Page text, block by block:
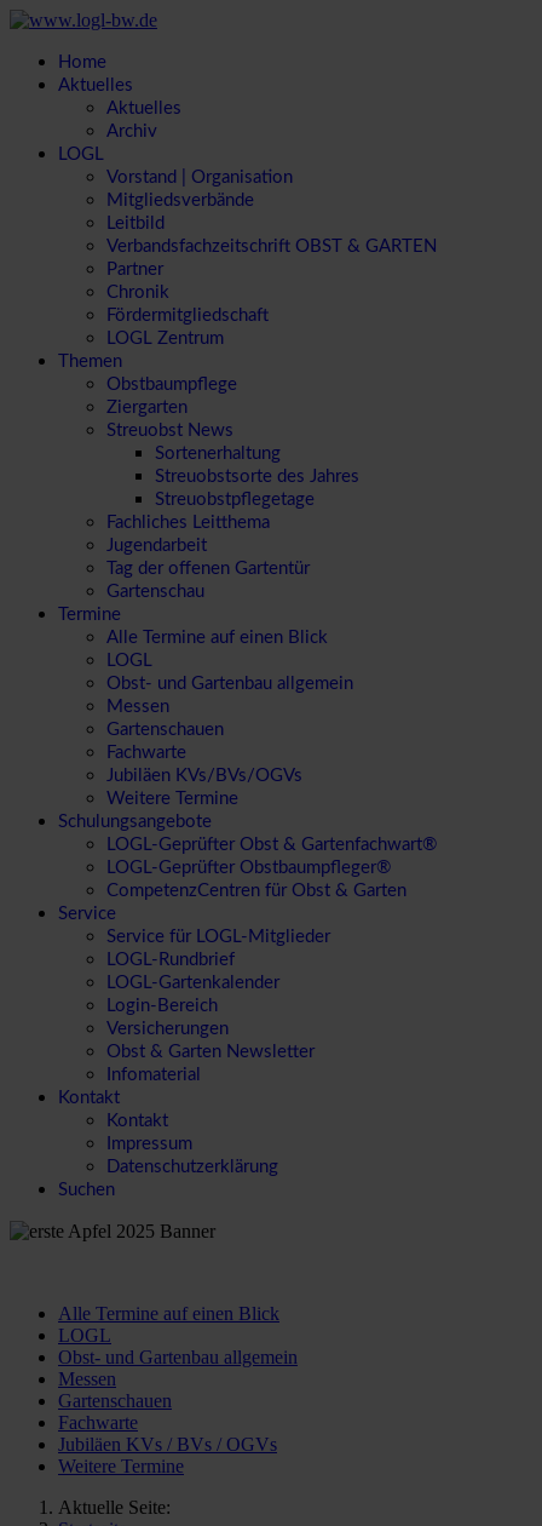
Home
Aktuelles
Aktuelles
Archiv
LOGL
Vorstand | Organisation
Mitgliedsverbände
Leitbild
Verbandsfachzeitschrift OBST & GARTEN
Partner
Chronik
Fördermitgliedschaft
LOGL Zentrum
Themen
Obstbaumpflege
Ziergarten
Streuobst News
Sortenerhaltung
Streuobstsorte des Jahres
Streuobstpflegetage
Fachliches Leitthema
Jugendarbeit
Tag der offenen Gartentür
Gartenschau
Termine
Alle Termine auf einen Blick
LOGL
Obst- und Gartenbau allgemein
Messen
Gartenschauen
Fachwarte
Jubiläen KVs/BVs/OGVs
Weitere Termine
Schulungsangebote
LOGL-Geprüfter Obst & Gartenfachwart®
LOGL-Geprüfter Obstbaumpfleger®
CompetenzCentren für Obst & Garten
Service
Service für LOGL-Mitglieder
LOGL-Rundbrief
LOGL-Gartenkalender
Login-Bereich
Versicherungen
Obst & Garten Newsletter
Infomaterial
Kontakt
Kontakt
Impressum
Datenschutzerklärung
Suchen
Alle Termine auf einen Blick
LOGL
Obst- und Gartenbau allgemein
Messen
Gartenschauen
Fachwarte
Jubiläen KVs / BVs / OGVs
Weitere Termine
Aktuelle Seite: